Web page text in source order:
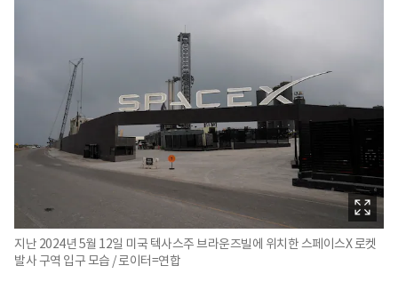
지난 2024년 5월 12일 미국 텍사스주 브라운즈빌에 위치한 스페이스X 로켓
발사 구역 입구 모습 / 로이터=연합